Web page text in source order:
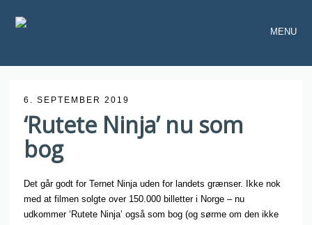
MENU
6. SEPTEMBER 2019
‘Rutete Ninja’ nu som
bog
Det går godt for Ternet Ninja uden for landets grænser. Ikke nok
med at filmen solgte over 150.000 billetter i Norge – nu
udkommer ‘Rutete Ninja’ også som bog (og sørme om den ikke